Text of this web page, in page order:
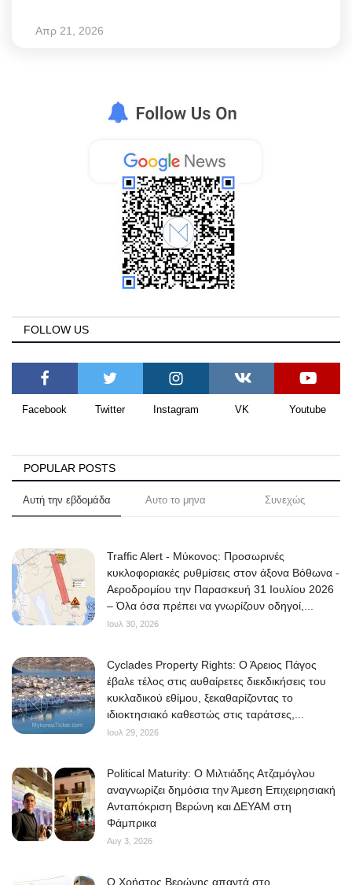
Απρ 21, 2026
FOLLOW US
Facebook Twitter Instagram VK Youtube
POPULAR POSTS
Αυτή την εβδομάδα Αυτο το μηνα Συνεχώς
Traffic Alert - Μύκονος: Προσωρινές
κυκλοφοριακές ρυθμίσεις στον άξονα Βόθωνα -
Αεροδρομίου την Παρασκευή 31 Ιουλίου 2026
– Όλα όσα πρέπει να γνωρίζουν οδηγοί,...
Ιουλ 30, 2026
Cyclades Property Rights: Ο Άρειος Πάγος
έβαλε τέλος στις αυθαίρετες διεκδικήσεις του
κυκλαδικού εθίμου, ξεκαθαρίζοντας το
ιδιοκτησιακό καθεστώς στις ταράτσες,...
Ιουλ 29, 2026
Political Maturity: Ο Μιλτιάδης Ατζαμόγλου
αναγνωρίζει δημόσια την Άμεση Επιχειρησιακή
Ανταπόκριση Βερώνη και ΔΕΥΑΜ στη
Φάμπρικα
Αυγ 3, 2026
O Χρήστος Βερώνης απαντά στο